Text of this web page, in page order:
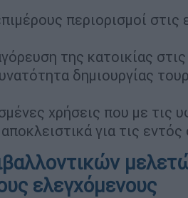
περιορισμοί στις
της κατοικίας
δημιουργίας
χρήσεις που με τις
για τις εντός
ελεγχόμενους